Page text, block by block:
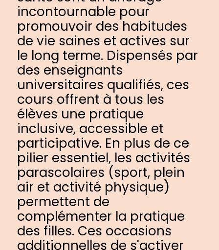
incontournable pour
promouvoir des habitudes
de vie saines et actives sur
le long terme. Dispensés par
des enseignants
universitaires qualifiés, ces
cours offrent à tous les
élèves une pratique
inclusive, accessible et
participative. En plus de ce
pilier essentiel, les activités
parascolaires (sport, plein
air et activité physique)
permettent de
complémenter la pratique
des filles. Ces occasions
additionnelles de s'activer